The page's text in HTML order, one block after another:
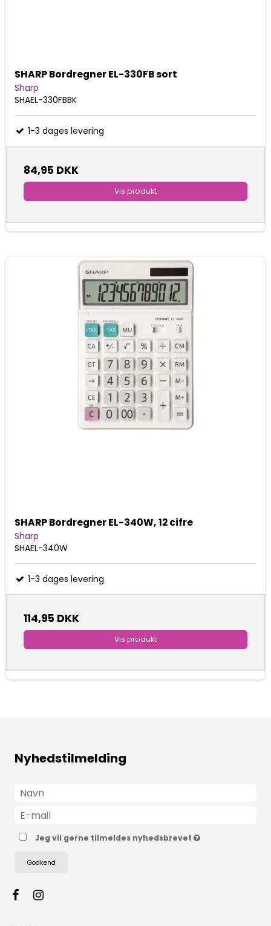
SHARP Bordregner EL-330FB sort
Sharp
SHAEL-330FBBK
1-3 dages levering
84,95 DKK
Vis produkt
SHARP Bordregner EL-340W, 12 cifre
Sharp
SHAEL-340W
1-3 dages levering
114,95 DKK
Vis produkt
Nyhedstilmelding
Jeg vil gerne tilmeldes nyhedsbrevet
Godkend